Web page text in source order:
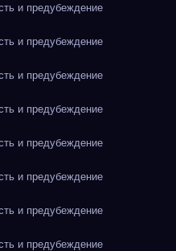
и предубеждение
и предубеждение
и предубеждение
и предубеждение
и предубеждение
и предубеждение
и предубеждение
и предубеждение